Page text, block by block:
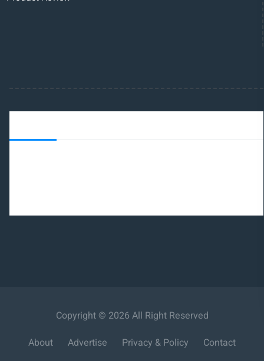
Copyright © 2026 All Right Reserved
About
Advertise Privacy & Policy Contact